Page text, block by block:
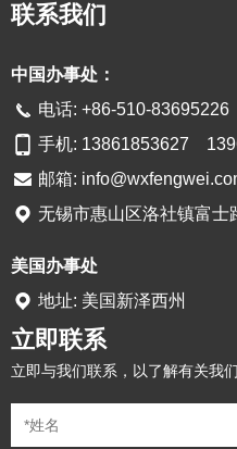
联系我们
中国办事处：
电话: +86-510-83695226
手机: 13861853627
邮箱:
无锡市惠山区洛社镇富士
美国办事处
地址: 美国新泽西州
立即联系
立即与我们联系，以了解有关我